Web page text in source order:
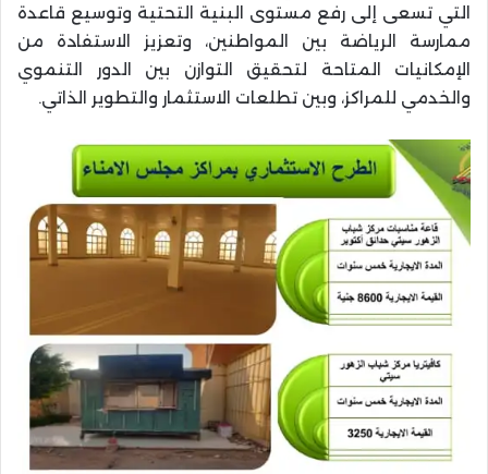
التي تسعى إلى رفع مستوى البنية التحتية وتوسيع قاعدة
ممارسة الرياضة بين المواطنين، وتعزيز الاستفادة من
الإمكانيات المتاحة لتحقيق التوازن بين الدور التنموي
والخدمي للمراكز، وبين تطلعات الاستثمار والتطوير الذاتي.